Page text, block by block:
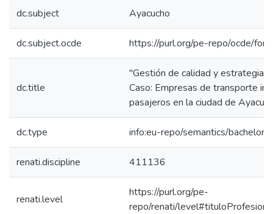
dc.subject Ayacucho
dc.subject.ocde https://purl.org/pe-repo/ocde/
dc.title
"Gestión de calidad y
Caso: Empresas de transporte
pasajeros en la ciudad de
dc.type info:eu-repo/semantics/
renati.discipline 411136
renati.level
https://purl.org/pe-
repo/renati/